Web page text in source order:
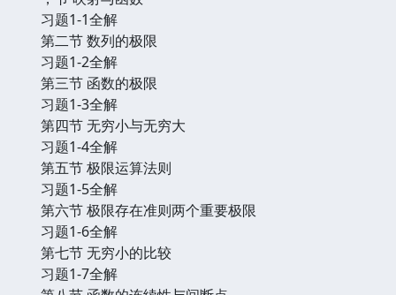
习题1-1全解
第二节 数列的极限
习题1-2全解
第三节 函数的极限
习题1-3全解
第四节 无穷小与无穷大
习题1-4全解
第五节 极限运算法则
习题1-5全解
第六节 极限存在准则两个重要极限
习题1-6全解
第七节 无穷小的比较
习题1-7全解